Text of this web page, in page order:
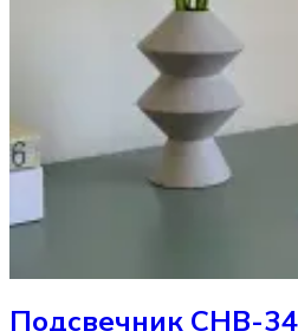
Подсвечник CHB-34